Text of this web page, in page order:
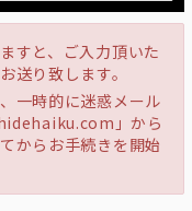
すと、ご入力頂いた
送り致します。
一時的に迷惑メール
」から
からお手続きを開始